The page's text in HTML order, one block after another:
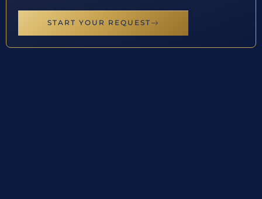
START YOUR REQUEST